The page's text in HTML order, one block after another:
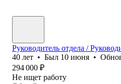
Руководитель отдела /
40 лет • Был 10 июня •
294 000 ₽
Не ищет работу